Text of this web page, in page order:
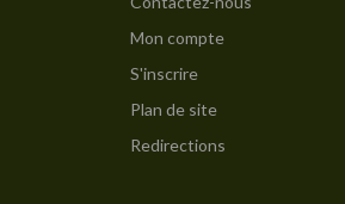
Mon compte
S'inscrire
Plan de site
Redirections